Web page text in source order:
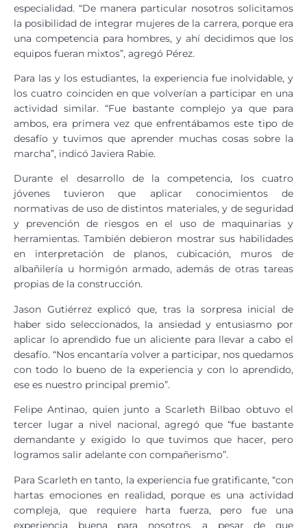
especialidad. “De manera particular nosotros solicitamos
la posibilidad de integrar mujeres de la carrera, porque era
una competencia para hombres, y ahí decidimos que los
equipos fueran mixtos”, agregó Pérez.
Para las y los estudiantes, la experiencia fue inolvidable, y
los cuatro coinciden en que volverían a participar en una
actividad similar. “Fue bastante complejo ya que para
ambos, era primera vez que enfrentábamos este tipo de
desafío y tuvimos que aprender muchas cosas sobre la
marcha”, indicó Javiera Rabie.
Durante el desarrollo de la competencia, los cuatro
jóvenes tuvieron que aplicar conocimientos de
normativas de uso de distintos materiales, y de seguridad
y prevención de riesgos en el uso de maquinarias y
herramientas. También debieron mostrar sus habilidades
en interpretación de planos, cubicación, muros de
albañilería u hormigón armado, además de otras tareas
propias de la construcción.
Jason Gutiérrez explicó que, tras la sorpresa inicial de
haber sido seleccionados, la ansiedad y entusiasmo por
aplicar lo aprendido fue un aliciente para llevar a cabo el
desafío. “Nos encantaría volver a participar, nos quedamos
con todo lo bueno de la experiencia y con lo aprendido,
ese es nuestro principal premio”.
Felipe Antinao, quien junto a Scarleth Bilbao obtuvo el
tercer lugar a nivel nacional, agregó que “fue bastante
demandante y exigido lo que tuvimos que hacer, pero
logramos salir adelante con compañerismo”.
Para Scarleth en tanto, la experiencia fue gratificante, “con
hartas emociones en realidad, porque es una actividad
compleja, que requiere harta fuerza, pero fue una
experiencia buena para nosotros, a pesar de que